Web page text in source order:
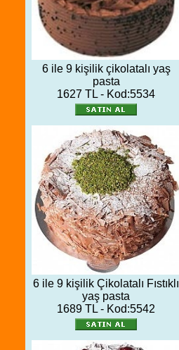
6 ile 9 kişilik çikolatalı yaş
pasta
1627 TL - Kod:5534
6 ile 9 kişilik Çikolatalı Fıstıklı
yaş pasta
1689 TL - Kod:5542